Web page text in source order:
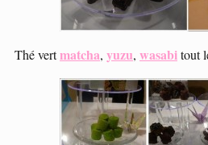
Thé vertmatcha, yuzu, wasabitout